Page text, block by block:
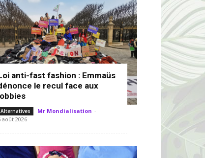
anti-fast fashion : Emmaüs
le recul face aux
Alternatives Mr Mondialisation -
août 2026